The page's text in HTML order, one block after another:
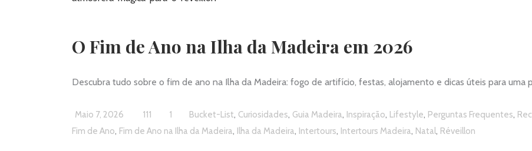
O Fim de Ano na Ilha da Madeira em 2026
Descubra tudo sobre o fim de ano na Ilha da Madeira: fogo de artifício, festas, alojamento e dicas úteis para uma
Maio 7, 2026 111 1 Bucket-List, Curiosidades, Guia Madeira, Inspiração, Lifestyle, Perguntas Frequentes,
Fim de Ano, Fim de Ano na Ilha da Madeira, Ilha da Madeira, Intertours, Intertours Madeira, Natal , Réveillon